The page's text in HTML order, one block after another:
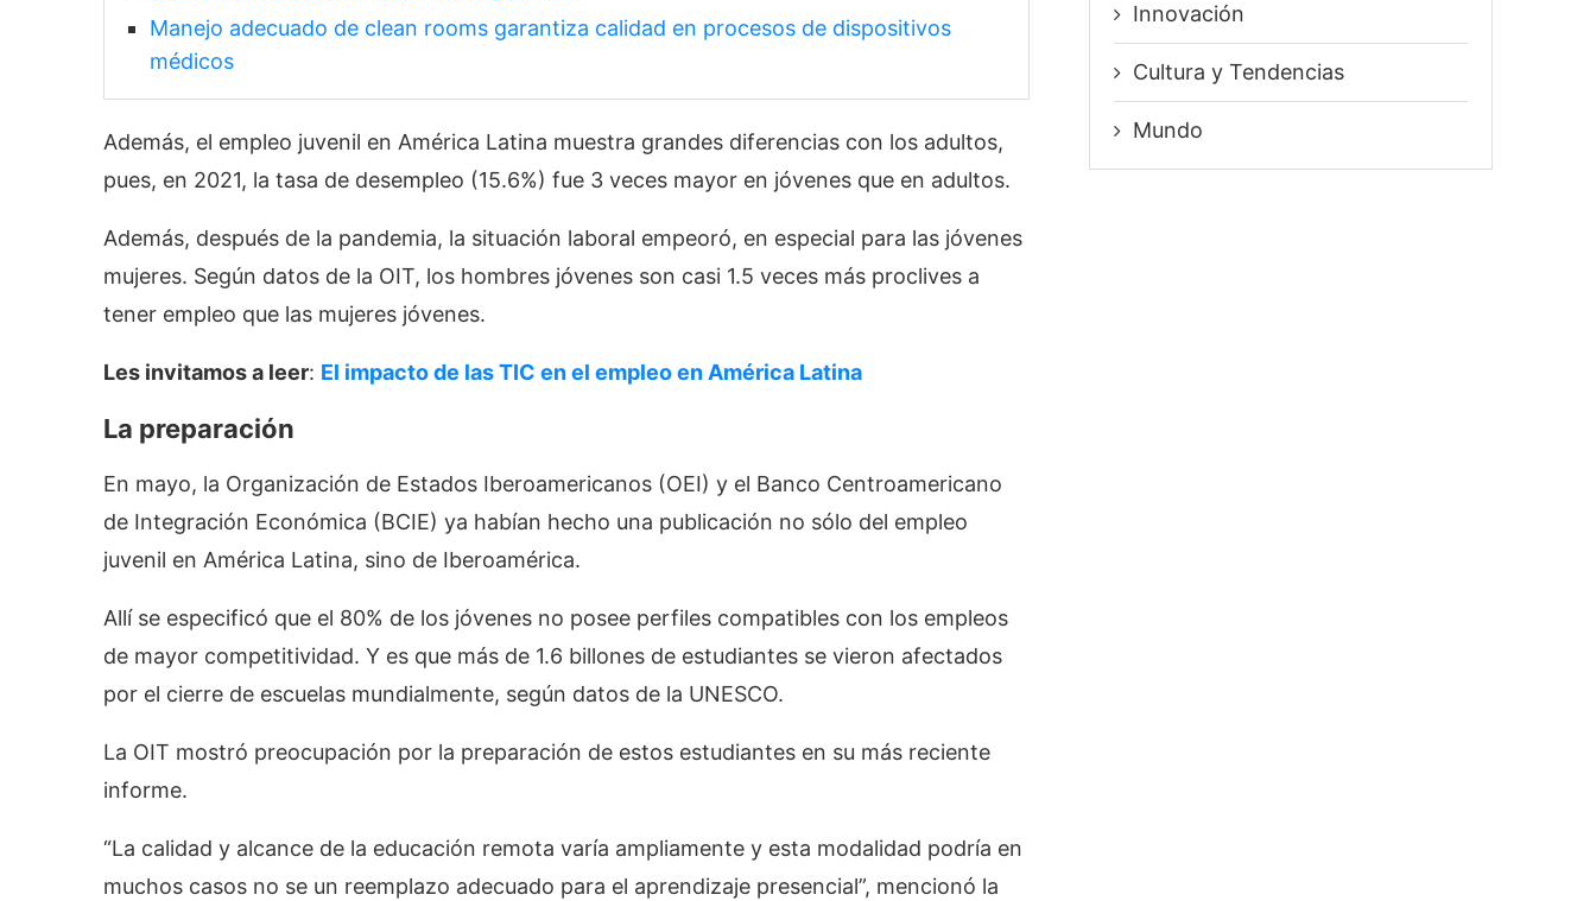
Manejo adecuado de clean rooms garantiza calidad en procesos de dispositivos
médicos
Además, el empleo juvenil en América Latina muestra grandes diferencias con los adultos,
pues, en 2021, la tasa de desempleo (15.6%) fue 3 veces mayor en jóvenes que en adultos.
Además, después de la pandemia, la situación laboral empeoró, en especial para las jóvenes
mujeres. Según datos de la OIT, los hombres jóvenes son casi 1.5 veces más proclives a
tener empleo que las mujeres jóvenes.
Les invitamos a leer: El impacto de las TIC en el empleo en América Latina
La preparación
En mayo, la Organización de Estados Iberoamericanos (OEI) y el Banco Centroamericano
de Integración Económica (BCIE) ya habían hecho una publicación no sólo del empleo
juvenil en América Latina, sino de Iberoamérica.
Allí se especificó que el 80% de los jóvenes no posee perfiles compatibles con los empleos
de mayor competitividad. Y es que más de 1.6 billones de estudiantes se vieron afectados
por el cierre de escuelas mundialmente, según datos de la UNESCO.
La OIT mostró preocupación por la preparación de estos estudiantes en su más reciente
informe.
“La calidad y alcance de la educación remota varía ampliamente y esta modalidad podría en
muchos casos no se un reemplazo adecuado para el aprendizaje presencial”, mencionó la
Innovación
⁠Cultura y Tendencias
Mundo